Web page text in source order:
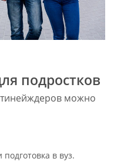
подростков
можно
в вуз.